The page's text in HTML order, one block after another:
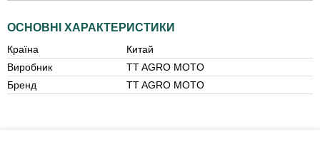
ОСНОВНІ ХАРАКТЕРИСТИКИ
Країна
Китай
Виробник
TT AGRO MOTO
Бренд
TT AGRO MOTO